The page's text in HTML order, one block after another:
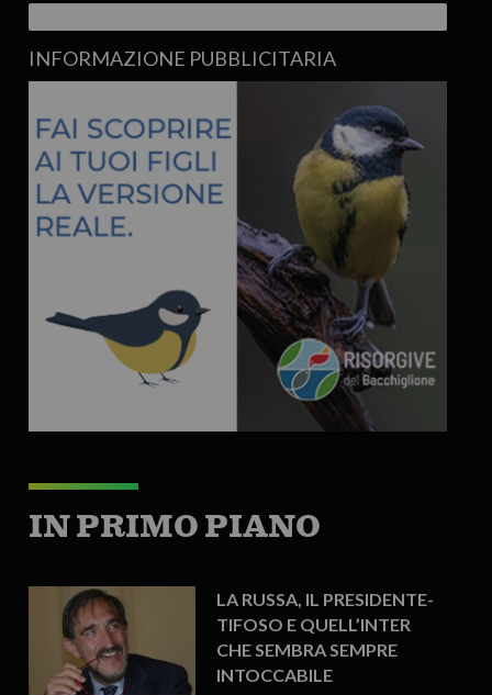
INFORMAZIONE PUBBLICITARIA
IN PRIMO PIANO
LA RUSSA, IL PRESIDENTE-
TIFOSO E QUELL’INTER
CHE SEMBRA SEMPRE
INTOCCABILE